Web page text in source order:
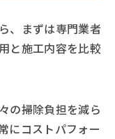
、まずは専門業者
と施工内容を比較
の掃除負担を減ら
にコストパフォー